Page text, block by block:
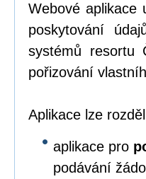
Webové aplikace
poskytování
systémů resortu
pořizování
Aplikace lze
aplikace pro
podávání